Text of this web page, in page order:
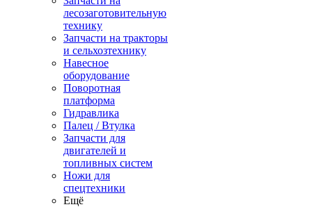
лесозаготовительную
технику
Запчасти на тракторы
и сельхозтехнику
Навесное
оборудование
Поворотная
платформа
Гидравлика
Палец / Втулка
Запчасти для
двигателей и
топливных систем
Ножи для
спецтехники
Ещё